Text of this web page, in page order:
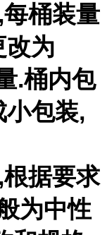
桶装量
改为
.桶内包
包装,
根据要求
为中性